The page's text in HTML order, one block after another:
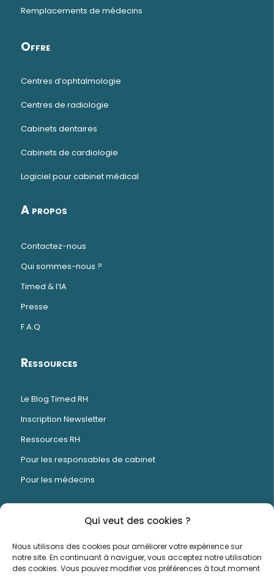
Qui veut des cookies ?
Nous utilisons des cookies pour améliorer votre expérience sur
notre site. En continuant à naviguer, vous acceptez notre utilisation
des cookies. Vous pouvez modifier vos préférences à tout moment
Remplacements de médecins
Offre
Centres d’ophtalmologie
Centres de radiologie
Cabinets dentaires
Cabinets de cardiologie
Logiciel pour cabinet médical
A propos
Contactez-nous
Qui sommes-nous ?
Timed & l’IA
Presse
F.A.Q
Ressources
Le Blog Timed RH
Inscription Newsletter
Ressources RH
Pour les responsables de cabinet
Pour les médecins
planning conçu spécifiquement pour les centres
médicaux et dentaires.